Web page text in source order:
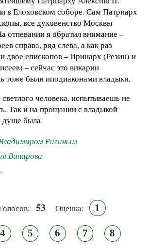
в Елоховском соборе. Сам Патриарх
все духовенство Москвы
отпевании я обратил внимание –
справа, ряд слева, а как раз
двое епископов – Иринарх (Резин) и
– сейчас это викарии
тоже были иподиаконами владыки.
человека, испытываешь не
Так и на прощании с владыкой
душе была.
Ригиным
Винарова
53 Оценка: 1
4 5 6 7 8